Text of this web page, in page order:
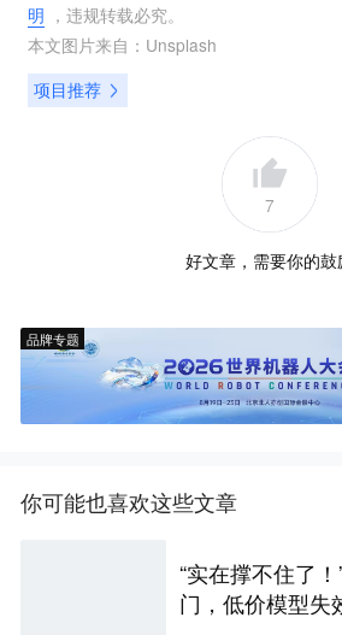
明 ，违规转载必究。
本文图片来自： Unsplash
项目推荐
7
好文章，需要你的鼓
品牌专题
你可能也喜欢这些文章
“实在撑不住了
门，低价模型失